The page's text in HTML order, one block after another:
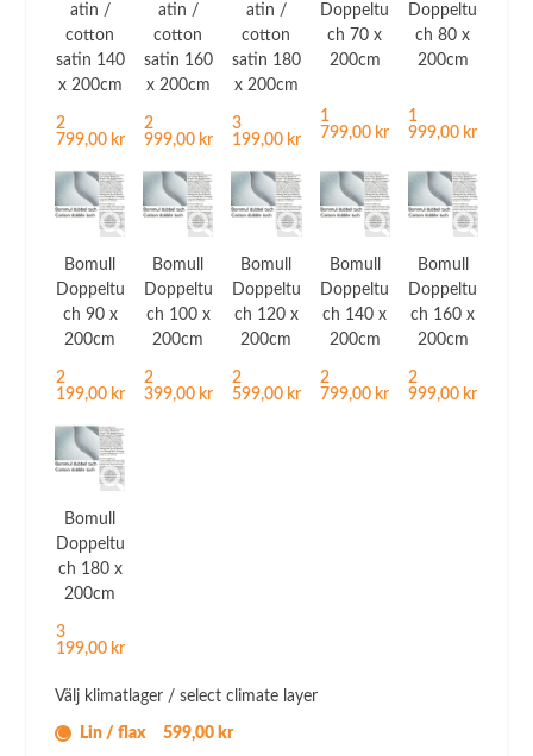
atin /
cotton
satin 140
x 200cm
2
799,00 kr
atin /
cotton
satin 160
x 200cm
2
999,00 kr
atin /
cotton
satin 180
x 200cm
3
199,00 kr
Doppeltu
ch 70 x
200cm
1
799,00 kr
Doppeltu
ch 80 x
200cm
1
999,00 kr
Bomull
Doppeltu
ch 90 x
200cm
2
199,00 kr
Bomull
Doppeltu
ch 100 x
200cm
2
399,00 kr
Bomull
Doppeltu
ch 120 x
200cm
2
599,00 kr
Bomull
Doppeltu
ch 140 x
200cm
2
799,00 kr
Bomull
Doppeltu
ch 160 x
200cm
2
999,00 kr
Bomull
Doppeltu
ch 180 x
200cm
3
199,00 kr
Välj klimatlager / select climate layer
Lin / flax 599,00 kr